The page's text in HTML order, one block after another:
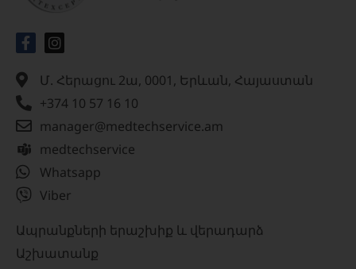
Մ. Հերացու 2ա, 0001, Երևան, Հայաստան
+374 10 57 16 10
manager@medtechservice.am
medtechservice
Whatsapp
Viber
Ապրանքների երաշխիք և վերադարձ
Աշխատանք